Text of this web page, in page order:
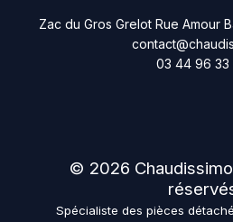
Zac du Gros Grelot Rue Amour
03 44 96 33
© 2026
Spécialiste des pièces